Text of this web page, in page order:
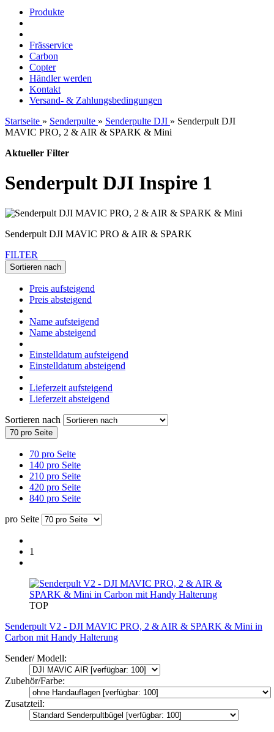
Produkte
Frässervice
Carbon
Copter
Händler werden
Kontakt
Versand- & Zahlungsbedingungen
Startseite » Senderpulte » Senderpulte DJI » Senderpult DJI
MAVIC PRO, 2 & AIR & SPARK & Mini
Aktueller Filter
Senderpult DJI Inspire 1
Senderpult DJI MAVIC PRO & AIR & SPARK
FILTER
Sortieren nach
Preis aufsteigend
Preis absteigend
Name aufsteigend
Name absteigend
Einstelldatum aufsteigend
Einstelldatum absteigend
Lieferzeit aufsteigend
Lieferzeit absteigend
Sortieren nach
70 pro Seite
70 pro Seite
140 pro Seite
210 pro Seite
420 pro Seite
840 pro Seite
pro Seite
1
TOP
Senderpult V2 - DJI MAVIC PRO, 2 & AIR & SPARK & Mini in
Carbon mit Handy Halterung
Sender/ Modell:
Zubehör/Farbe:
Zusatzteil: